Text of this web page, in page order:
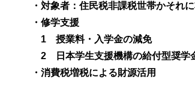
・対象者：住民税非課税世帯かそれ
・修学支援
1 授業料・入学金の減免
2 日本学生支援機構の給付型奨学
・消費税増税による財源活用